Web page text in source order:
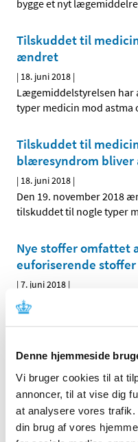
Denne hjemmeside
Vi bruger cookies til at
annoncer, til at vise dig
at analysere vores
din brug af vores
bygge et nyt
Tilskuddet til
ændret
| 18. juni 2018 |
Lægemiddelstyrelsen
typer medicin mod
Tilskuddet til
blæresyndrom
| 18. juni 2018 |
Den 19. november 2018
tilskuddet til nogle typer
Nye stoffer omfattet
euforiserende stoffer
|7. juni 2018 |
Til virksomheder med
euroriserende stoffer – 12
Ledig bevilling til
| 1. juni 2018
Bevillingen til at drive
december 2018.